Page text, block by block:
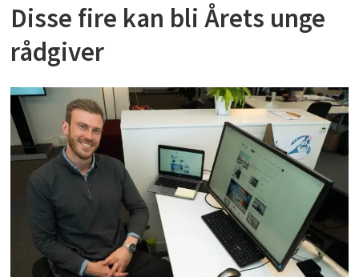
Disse fire kan bli Årets unge
rådgiver